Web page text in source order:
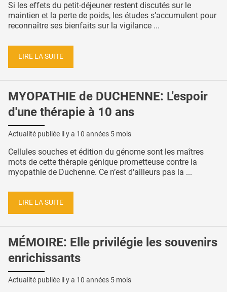
Si les effets du petit-déjeuner restent discutés sur le
maintien et la perte de poids, les études s’accumulent pour
reconnaître ses bienfaits sur la vigilance ...
LIRE LA SUITE
MYOPATHIE de DUCHENNE: L'espoir
d'une thérapie à 10 ans
Actualité publiée il y a 10 années 5 mois
Cellules souches et édition du génome sont les maîtres
mots de cette thérapie génique prometteuse contre la
myopathie de Duchenne. Ce n’est d'ailleurs pas la ...
LIRE LA SUITE
MÉMOIRE: Elle privilégie les souvenirs
enrichissants
Actualité publiée il y a 10 années 5 mois